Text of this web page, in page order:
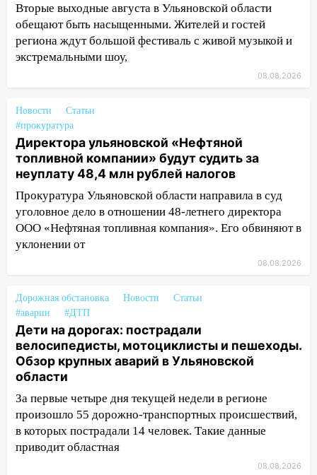
17:08 Ульяновский областной суд
оставил в силе приговор руководству
«УльяновскФармации» за махинации на
3,2 млн рублей
Чемпионате России
16:02 В Ульяновской области убрали
более 28% площадей зерновых и
зернобобовых культур
15:51 Бросила кирпич в жену брата: в
Ульяновской области завели дело на
агрессивную женщину
15:47
курьера: крупная авария в Ульяновске
15:15 Проводил до квартиры и ограбил:
новый кавалер женщины оказался
рецидивистом
14:26 В Ульяновске ограничат движение
по улице Ефремова
14:23 67% ульяновцев готовы
передумать увольняться, если им
повысят зарплату
14:01 Инсценировали ДТП и получили
Вторые выходные августа в Ульяновской области
обещают быть насыщенными. Жителей и гостей
региона ждут большой фестиваль с живой музыкой и
экстремальными шоу,
08.08.2026
Новости
Статьи
#прокуратура
Директора ульяновской «Нефтяной
топливной компании» будут судить за
неуплату 48,4 млн рублей налогов
Прокуратура Ульяновской области направила в суд
уголовное дело в отношении 48-летнего директора
ООО «Нефтяная топливная компания». Его обвиняют в
уклонении от
08.08.2026
Дорожная обстановка Новости
Статьи
#аварии
#ДТП
Дети на дорогах: пострадали
велосипедисты, мотоциклисты и пешеходы.
Обзор крупных аварий в Ульяновской
области
За первые четыре дня текущей недели в регионе
произошло 55 дорожно-транспортных происшествий,
в которых пострадали 14 человек. Такие данные
приводит областная
08.08.2026